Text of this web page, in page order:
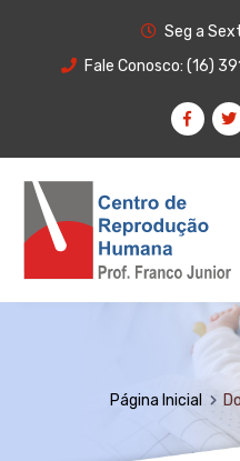
Seg a
Fale Conosco: (16)
Página Inicial